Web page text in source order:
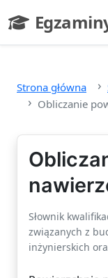
- strona
Strona główna
Obliczanie
Słownik
związanych z
inżynierskich